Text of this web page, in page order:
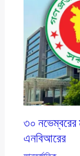
৩০ নভেম্বরের
এনবিআরের